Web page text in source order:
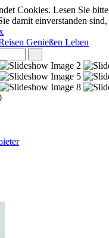
Cookies. Lesen Sie
damit einverstanden sind,
Genießen Leben